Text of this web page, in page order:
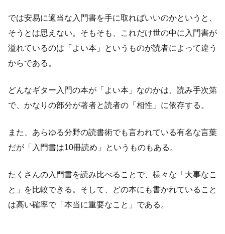
では安易に適当な入門書を手に取ればいいのかというと、
そうとは思えない。そもそも、これだけ世の中に入門書が
溢れているのは「よい本」というものが読者によって違う
からである。
どんなギター入門の本が「よい本」なのかは、読み手次第
で、かなりの部分が著者と読者の「相性」に依存する。
また、あらゆる分野の読書術でも言われている有名な言葉
だが「入門書は10冊読め」というものもある。
たくさんの入門書を読み比べることで、様々な「大事なこ
と」を比較できる。そして、どの本にも書かれていること
は高い確率で「本当に重要なこと」である。